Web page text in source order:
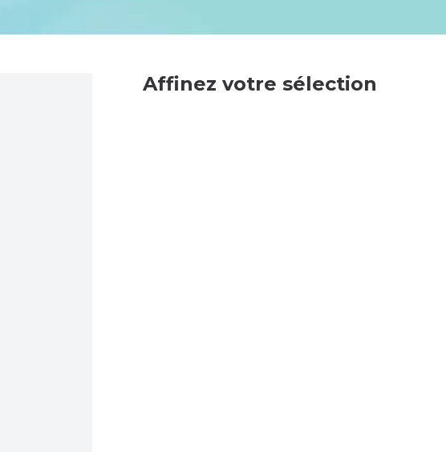
Affinez votre sélection